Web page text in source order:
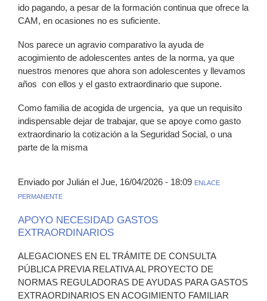
ido pagando, a pesar de la formación continua que ofrece la
CAM, en ocasiones no es suficiente.
Nos parece un agravio comparativo la ayuda de
acogimiento de adolescentes antes de la norma, ya que
nuestros menores que ahora son adolescentes y llevamos
años con ellos y el gasto extraordinario que supone.
Como familia de acogida de urgencia, ya que un requisito
indispensable dejar de trabajar, que se apoye como gasto
extraordinario la cotización a la Seguridad Social, o una
parte de la misma
Enviado por Julián el Jue, 16/04/2026 - 18:09 ENLACE
PERMANENTE
APOYO NECESIDAD GASTOS
EXTRAORDINARIOS
ALEGACIONES EN EL TRÁMITE DE CONSULTA
PÚBLICA PREVIA RELATIVA AL PROYECTO DE
NORMAS REGULADORAS DE AYUDAS PARA GASTOS
EXTRAORDINARIOS EN ACOGIMIENTO FAMILIAR